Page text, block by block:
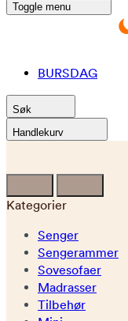
Toggle menu
BURSDAG
Søk
Handlekurv
Kategorier
Senger
Sengerammer
Sovesofaer
Madrasser
Tilbehør